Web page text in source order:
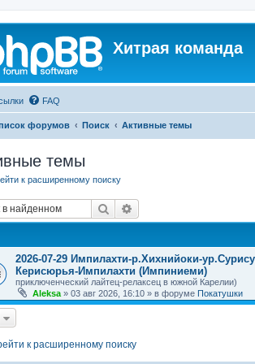
Хитрая команда
FAQ
форумов Поиск Активные темы
темы
к расширенному поиску
Поиск
2026-07-29 Импилахти-р.Хихнийоки-
Керисюрья-Импилахти (Импиниеми)
приключенческий лайтец-релаксец в южной Карелии)
Aleksa » 03 авг 2026, 16:10 » в форуме Покатушки
к расширенному поиску